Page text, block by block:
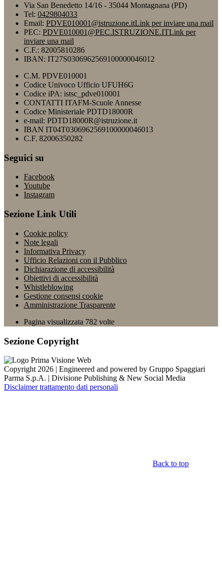
Via San Benedetto 14/16 - 35044 Montagnana (PD)
Tel: 0429804033
Email: PDVE010001@istruzione.itLink per inviare una mail
PEC: PDVE010001@PEC.ISTRUZIONE.ITLink per
inviare una mail
C.F.: 82005810286
IBAN: IT27S0306962569100000046012
C.M. PDVE010001
Codice Univoco Ufficio UFUH6G
Codice iPA: istsc_pdve010001
CONTATTI ITAFM-Scuole Annesse
Codice Ministeriale PDTD18000R
e-mail: PDTD18000R@istruzione.it
IBAN IT04T0306962569100000046013
C.F. 82006350282
Seguici su
Facebook
Youtube
Instagram
Sezione Link Utili
Cookie policy
Note legali
Informativa Privacy
Ufficio Relazioni con il Pubblico
Dichiarazione di accessibilità
Obiettivi di accessibilità
Whistleblowing
Gestione consensi cookie
Amministrazione Trasparente
Pagina visualizzata 782 volte
Sezione Copyright
Copyright 2026 | Engineered and powered by Gruppo Spaggiari
Parma S.p.A. | Divisione Publishing & New Social Media
Disclaimer trattamento dati personali
Back to top